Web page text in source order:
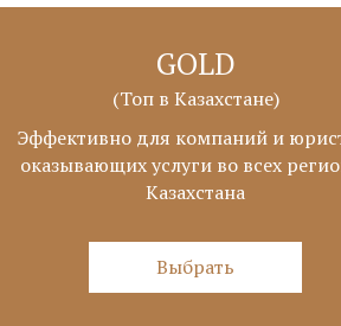
GOLD
(Топ в Казахстане)
Эффективно для компаний и
оказывающих услуги во всех
Казахстана
Выбрать